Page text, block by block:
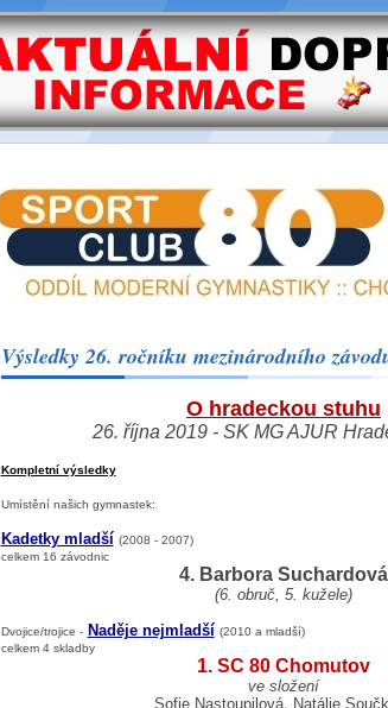
Výsledky 26. ročníku mezinárodního
O hradeckou stuhu
26. října 2019 - SK MG AJUR
Kompletní výsledky
Umístění našich gymnastek:
Kadetky mladší (2008 - 2007)
celkem 16 závodnic
4. Barbora Suchardová
(6. obruč, 5. kužele)
Dvojice/trojice - Naděje nejmladší (2010 a mladší)
celkem 4 skladby
1. SC 80 Chomutov
ve složení
Sofie Nastoupilová, Natálie